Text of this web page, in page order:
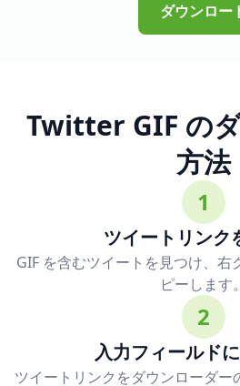
ダウンロー
Twitter GIF の
方法
1
ツイートリンク
GIF を含むツイートを見つけ、右
ピーします。
2
入力フィールド
ツイートリンクをダウンローダー